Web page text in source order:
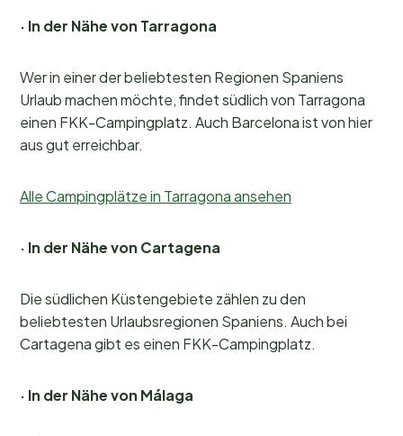
· In der Nähe von Tarragona
Wer in einer der beliebtesten Regionen Spaniens
Urlaub machen möchte, findet südlich von Tarragona
einen FKK-Campingplatz. Auch Barcelona ist von hier
aus gut erreichbar.
Alle Campingplätze in Tarragona ansehen
· In der Nähe von Cartagena
Die südlichen Küstengebiete zählen zu den
beliebtesten Urlaubsregionen Spaniens. Auch bei
Cartagena gibt es einen FKK-Campingplatz.
· In der Nähe von Málaga